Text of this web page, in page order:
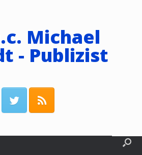
Michael
- Publizist